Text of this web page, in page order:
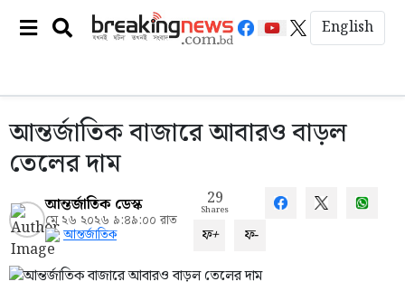
English
আন্তর্জাতিক বাজারে আবারও বাড়ল
তেলের দাম
আন্তর্জাতিক ডেস্ক
মে ২৬ ২০২৬ ৯:৪৯:০০ রাত
আন্তর্জাতিক
29
Shares
ফ+ ফ-